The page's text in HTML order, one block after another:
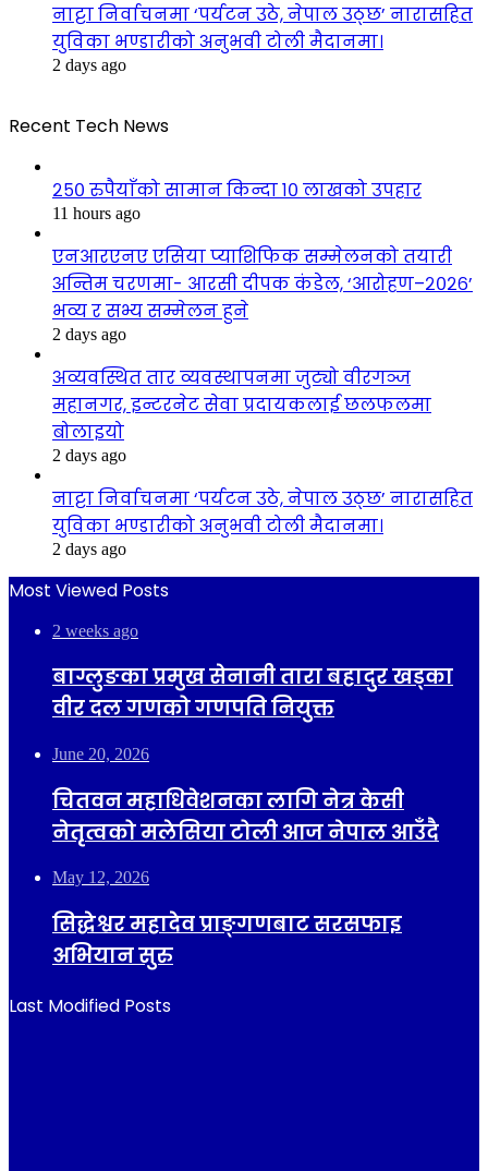
नाट्टा निर्वाचनमा ‘पर्यटन उठे, नेपाल उठ्छ’ नारासहित
युविका भण्डारीको अनुभवी टोली मैदानमा।
2 days ago
Recent Tech News
२५० रुपैयाँको सामान किन्दा १० लाखको उपहार
11 hours ago
एनआरएनए एसिया प्याशिफिक सम्मेलनको तयारी
अन्तिम चरणमा- आरसी दीपक कंडेल, ‘आरोहण–२०२६’
भव्य र सभ्य सम्मेलन हुने
2 days ago
अव्यवस्थित तार व्यवस्थापनमा जुट्यो वीरगञ्ज
महानगर, इन्टरनेट सेवा प्रदायकलाई छलफलमा
बोलाइयो
2 days ago
नाट्टा निर्वाचनमा ‘पर्यटन उठे, नेपाल उठ्छ’ नारासहित
युविका भण्डारीको अनुभवी टोली मैदानमा।
2 days ago
Most Viewed Posts
2 weeks ago
बाग्लुङका प्रमुख सेनानी तारा बहादुर खड्का
वीर दल गणको गणपति नियुक्त
June 20, 2026
चितवन महाधिवेशनका लागि नेत्र केसी
नेतृत्वको मलेसिया टोली आज नेपाल आउँदै
May 12, 2026
सिद्धेश्वर महादेव प्राङ्गणबाट सरसफाइ
अभियान सुरु
Last Modified Posts